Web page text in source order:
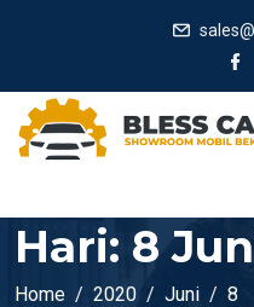
Hari: 8
Home 2020 Juni 8